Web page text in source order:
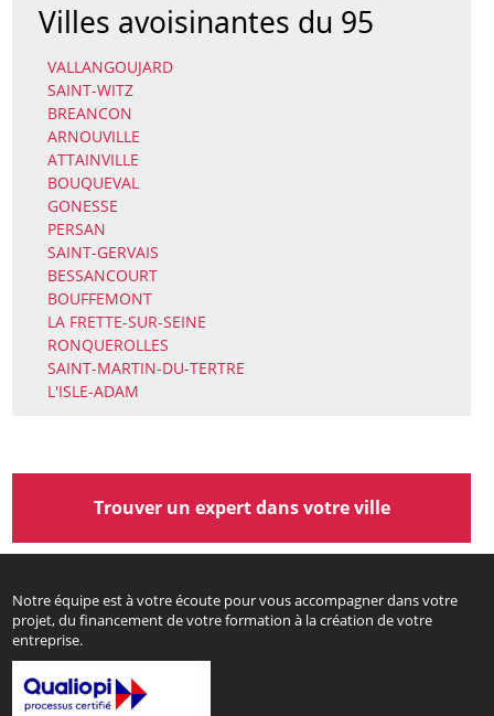
Villes avoisinantes du 95
VALLANGOUJARD
SAINT-WITZ
BREANCON
ARNOUVILLE
ATTAINVILLE
BOUQUEVAL
GONESSE
PERSAN
SAINT-GERVAIS
BESSANCOURT
BOUFFEMONT
LA FRETTE-SUR-SEINE
RONQUEROLLES
SAINT-MARTIN-DU-TERTRE
L'ISLE-ADAM
Trouver un expert dans votre ville
Notre équipe est à votre écoute pour vous accompagner dans votre
projet, du financement de votre formation à la création de votre
entreprise.